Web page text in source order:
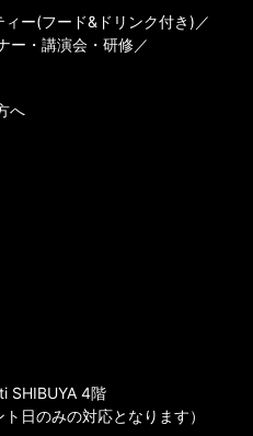
ィー(フード&ドリンク付き)
ー・講演会・研修
へ
SHIBUYA 4階
ト日のみの対応となります）